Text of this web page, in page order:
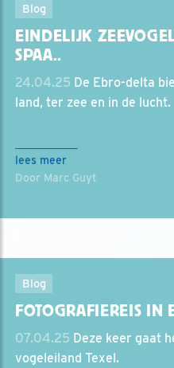
Blog
EINDELIJK
SPAA..
24.04.25 De Ebro-delta
land, ter zee en in de lucht.
lees meer
Door Marc Guyt
Blog
FOTOGRAFIEREIS IN
07.04.25 Deze keer gaat
vogeleiland Texel.